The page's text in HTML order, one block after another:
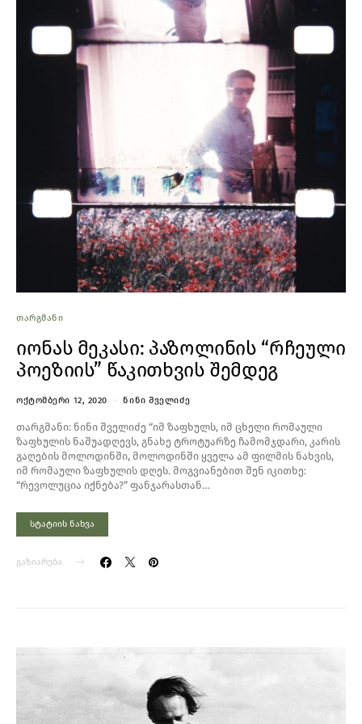
ᲗᲐᲠᲒᲛᲐᲜᲘ
იონას მეკასი: პაზოლინის “რჩეული
პოეზიის” წაკითხვის შემდეგ
ᲝᲥᲢᲝᲛᲑᲔᲠᲘ 12, 2020 ᲜᲘᲜᲘ ᲨᲕᲔᲚᲘᲫᲔ
თარგმანი: ნინი შველიძე “იმ ზაფხულს, იმ ცხელი რომაული
ზაფხულის ნაშუადღევს, გნახე ტროტუარზე ჩამომჯდარი, კარის
გაღების მოლოდინში, მოლოდინში ყველა ამ ფილმის ნახვის,
იმ რომაული ზაფხულის დღეს. მოგვიანებით შენ იკითხე:
“რევოლუცია იქნება?” ფანჯარასთან…
სტატიის ნახვა
გაზიარება